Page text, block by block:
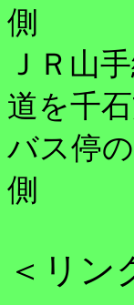
側
ＪＲ山
道を千
バス停
側
＜リン